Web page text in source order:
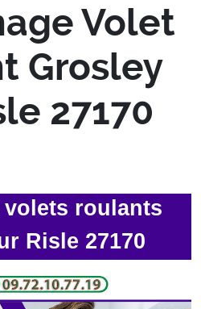
Volet
Grosley
27170
volets roulants
Risle 27170